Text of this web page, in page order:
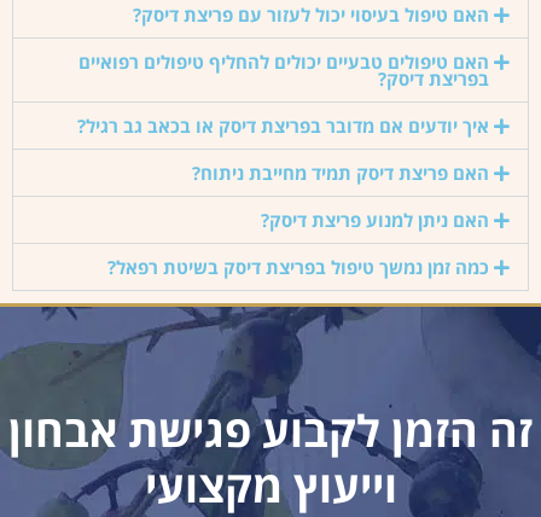
האם טיפול בעיסוי יכול לעזור עם פריצת דיסק?
האם טיפולים טבעיים יכולים להחליף טיפולים רפואיים
בפריצת דיסק?
איך יודעים אם מדובר בפריצת דיסק או בכאב גב רגיל?
האם פריצת דיסק תמיד מחייבת ניתוח?
האם ניתן למנוע פריצת דיסק?
כמה זמן נמשך טיפול בפריצת דיסק בשיטת רפאל?
זה הזמן לקבוע פגישת אבחון
וייעוץ מקצועי